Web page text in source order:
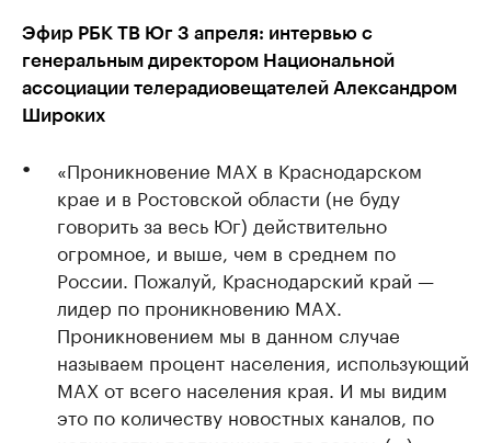
Эфир РБК ТВ Юг 3 апреля: интервью с
генеральным директором Национальной
ассоциации телерадиовещателей Александром
Широких
«Проникновение MAX в Краснодарском
крае и в Ростовской области (не буду
говорить за весь Юг) действительно
огромное, и выше, чем в среднем по
России. Пожалуй, Краснодарский край —
лидер по проникновению MAX.
Проникновением мы в данном случае
называем процент населения, использующий
MAX от всего населения края. И мы видим
это по количеству новостных каналов, по